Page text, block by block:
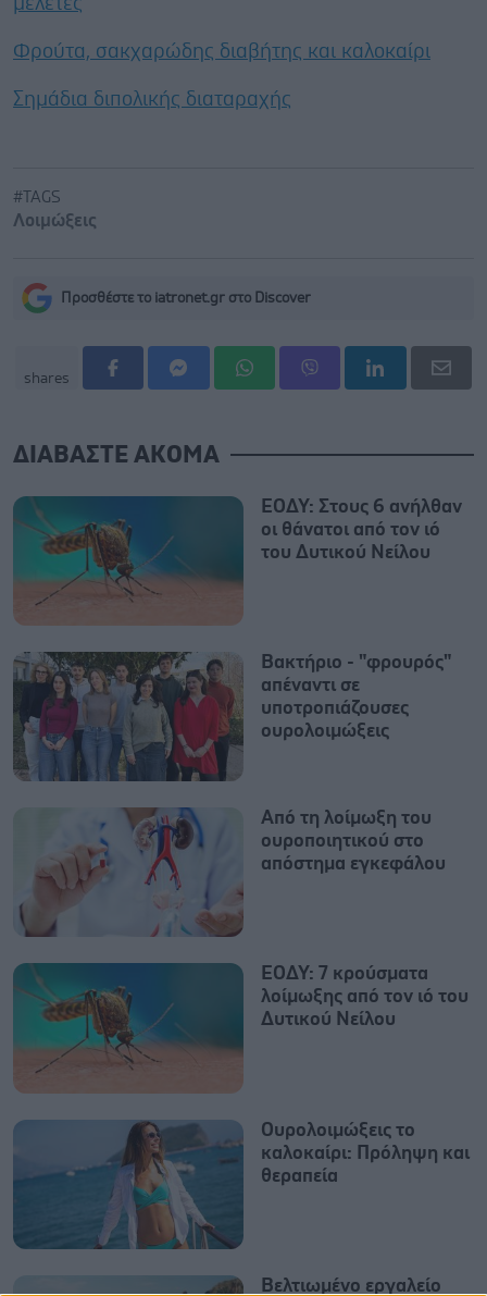
Φρούτα, σακχαρώδης διαβήτης και καλοκαίρι
Σημάδια διπολικής διαταραχής
#TAGS
Λοιμώξεις
Προσθέστε το iatronet.gr στο Discover
shares
ΔΙΑΒΑΣΤΕ ΑΚΟΜΑ
ΕΟΔΥ: Στους 6 ανήλθαν
οι θάνατοι από τον ιό
του Δυτικού Νείλου
Βακτήριο - "φρουρός"
απέναντι σε
υποτροπιάζουσες
ουρολοιμώξεις
Από τη λοίμωξη του
ουροποιητικού στο
απόστημα εγκεφάλου
ΕΟΔΥ: 7 κρούσματα
λοίμωξης από τον ιό του
Δυτικού Νείλου
Ουρολοιμώξεις το
καλοκαίρι: Πρόληψη και
θεραπεία
Βελτιωμένο εργαλείο